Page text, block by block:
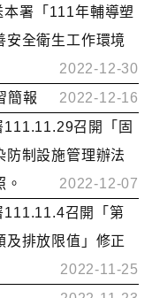
署「111年輔導塑
安全衛生工作環境
2022-12-30
簡報
2022-12-16
召開「固
防制設施管理辦法
2022-12-07
召開「第
及排放限值」修正
2022-11-25